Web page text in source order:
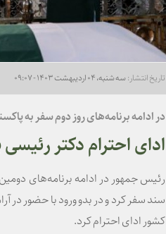
سه شنبه، ۰۴ اردیبهشت ۱۴۰۳ - ۰۹:۰۷
در ادامه برنامه‌های روز دوم سفر به
ادای احترام دکتر
رئیس جمهور در ادامه برنامه‌های
سند سفر کرد و در بدو ورود با حضور در
کشور ادای احترام کرد.